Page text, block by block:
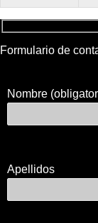
Formulario de
Nombre
Apellidos